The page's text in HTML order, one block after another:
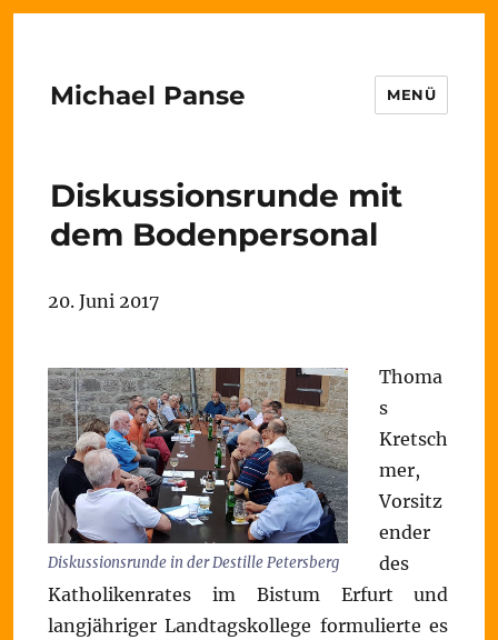
Michael Panse MENÜ
Diskussionsrunde mit
dem Bodenpersonal
20. Juni 2017
Diskussionsrunde in der Destille Petersberg
Thoma
s
Kretsch
mer,
Vorsitz
ender
des
Katholikenrates im Bistum Erfurt und
langjähriger Landtagskollege formulierte es